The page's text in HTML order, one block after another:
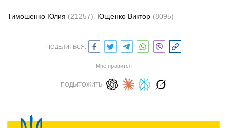
Тимошенко Юлия (21257) Ющенко Виктор (8095)
ПОДЕЛИТЬСЯ:
Мне нравится
ПОДЫТОЖИТЬ: